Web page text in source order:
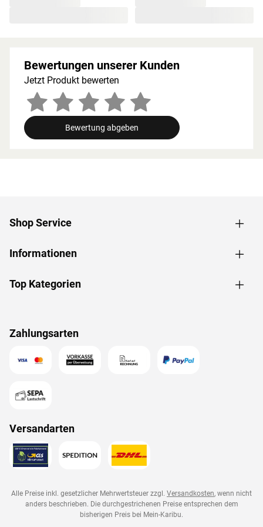
Bewertungen unserer Kunden
Jetzt Produkt bewerten
Bewertung abgeben
Shop Service
Informationen
Top Kategorien
Zahlungsarten
Versandarten
Alle Preise inkl. gesetzlicher Mehrwertsteuer zzgl. Versandkosten, wenn nicht
anders beschrieben. Die durchgestrichenen Preise entsprechen dem
bisherigen Preis bei Mein-Karibu.